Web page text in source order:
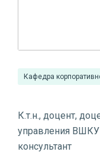
Кафедра
К.т.н., доцент,
управления ВШКУ
консультант